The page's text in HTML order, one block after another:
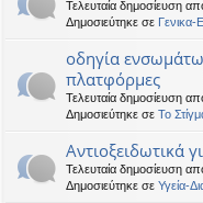
Τελευταία δημοσίευση
Δημοσιεύτηκε σε
οδηγία
πλατφόρμες
Τελευταία δημοσίευση
Δημοσιεύτηκε σε Το
Αντιοξειδωτικά
Τελευταία δημοσίευση
Δημοσιεύτηκε σε Υγεία-